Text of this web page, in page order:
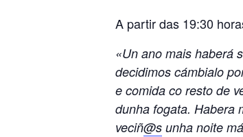
A partir das 19:30
«Un ano mais haberá
decidimos cámbialo
e comida co resto de
dunha fogata. Habera
veciñ@s unha noite